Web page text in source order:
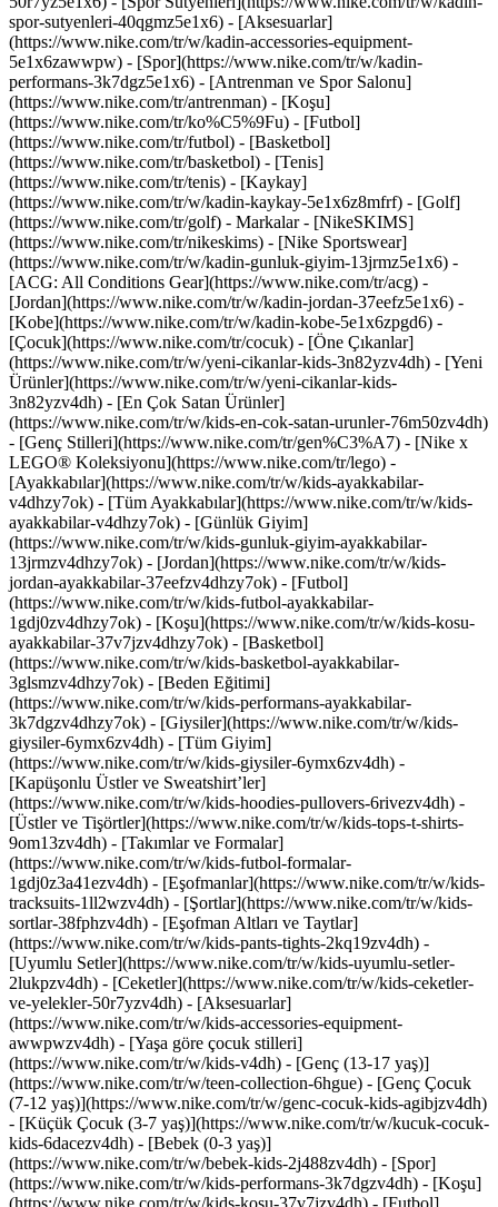
spor-sutyenleri-40qgmz5e1x6) - [Aksesuarlar]
(https://www.nike.com/tr/w/kadin-accessories-equipment-
5e1x6zawwpw) - [Spor](https://www.nike.com/tr/w/kadin-
performans-3k7dgz5e1x6) - [Antrenman ve Spor Salonu]
(https://www.nike.com/tr/antrenman) - [Koşu]
(https://www.nike.com/tr/ko%C5%9Fu) - [Futbol]
(https://www.nike.com/tr/futbol) - [Basketbol]
(https://www.nike.com/tr/basketbol) - [Tenis]
(https://www.nike.com/tr/tenis) - [Kaykay]
(https://www.nike.com/tr/w/kadin-kaykay-5e1x6z8mfrf) - [Golf]
(https://www.nike.com/tr/golf) - Markalar - [NikeSKIMS]
(https://www.nike.com/tr/nikeskims) - [Nike Sportswear]
(https://www.nike.com/tr/w/kadin-gunluk-giyim-13jrmz5e1x6) -
[ACG: All Conditions Gear](https://www.nike.com/tr/acg) -
[Jordan](https://www.nike.com/tr/w/kadin-jordan-37eefz5e1x6) -
[Kobe](https://www.nike.com/tr/w/kadin-kobe-5e1x6zpgd6) -
[Çocuk](https://www.nike.com/tr/cocuk) - [Öne Çıkanlar]
(https://www.nike.com/tr/w/yeni-cikanlar-kids-3n82yzv4dh) - [Yeni
Ürünler](https://www.nike.com/tr/w/yeni-cikanlar-kids-
3n82yzv4dh) - [En Çok Satan Ürünler]
(https://www.nike.com/tr/w/kids-en-cok-satan-urunler-76m50zv4dh)
- [Genç Stilleri](https://www.nike.com/tr/gen%C3%A7) - [Nike x
LEGO® Koleksiyonu](https://www.nike.com/tr/lego) -
[Ayakkabılar](https://www.nike.com/tr/w/kids-ayakkabilar-
v4dhzy7ok) - [Tüm Ayakkabılar](https://www.nike.com/tr/w/kids-
ayakkabilar-v4dhzy7ok) - [Günlük Giyim]
(https://www.nike.com/tr/w/kids-gunluk-giyim-ayakkabilar-
13jrmzv4dhzy7ok) - [Jordan](https://www.nike.com/tr/w/kids-
jordan-ayakkabilar-37eefzv4dhzy7ok) - [Futbol]
(https://www.nike.com/tr/w/kids-futbol-ayakkabilar-
1gdj0zv4dhzy7ok) - [Koşu](https://www.nike.com/tr/w/kids-kosu-
ayakkabilar-37v7jzv4dhzy7ok) - [Basketbol]
(https://www.nike.com/tr/w/kids-basketbol-ayakkabilar-
3glsmzv4dhzy7ok) - [Beden Eğitimi]
(https://www.nike.com/tr/w/kids-performans-ayakkabilar-
3k7dgzv4dhzy7ok) - [Giysiler](https://www.nike.com/tr/w/kids-
giysiler-6ymx6zv4dh) - [Tüm Giyim]
(https://www.nike.com/tr/w/kids-giysiler-6ymx6zv4dh) -
[Kapüşonlu Üstler ve Sweatshirt’ler]
(https://www.nike.com/tr/w/kids-hoodies-pullovers-6rivezv4dh) -
[Üstler ve Tişörtler](https://www.nike.com/tr/w/kids-tops-t-shirts-
9om13zv4dh) - [Takımlar ve Formalar]
(https://www.nike.com/tr/w/kids-futbol-formalar-
1gdj0z3a41ezv4dh) - [Eşofmanlar](https://www.nike.com/tr/w/kids-
tracksuits-1ll2wzv4dh) - [Şortlar](https://www.nike.com/tr/w/kids-
sortlar-38fphzv4dh) - [Eşofman Altları ve Taytlar]
(https://www.nike.com/tr/w/kids-pants-tights-2kq19zv4dh) -
[Uyumlu Setler](https://www.nike.com/tr/w/kids-uyumlu-setler-
2lukpzv4dh) - [Ceketler](https://www.nike.com/tr/w/kids-ceketler-
ve-yelekler-50r7yzv4dh) - [Aksesuarlar]
(https://www.nike.com/tr/w/kids-accessories-equipment-
awwpwzv4dh) - [Yaşa göre çocuk stilleri]
(https://www.nike.com/tr/w/kids-v4dh) - [Genç (13-17 yaş)]
(https://www.nike.com/tr/w/teen-collection-6hgue) - [Genç Çocuk
(7-12 yaş)](https://www.nike.com/tr/w/genc-cocuk-kids-agibjzv4dh)
- [Küçük Çocuk (3-7 yaş)](https://www.nike.com/tr/w/kucuk-cocuk-
kids-6dacezv4dh) - [Bebek (0-3 yaş)]
(https://www.nike.com/tr/w/bebek-kids-2j488zv4dh) - [Spor]
(https://www.nike.com/tr/w/kids-performans-3k7dgzv4dh) - [Koşu]
(https://www.nike.com/tr/w/kids-kosu-37v7jzv4dh) - [Futbol]